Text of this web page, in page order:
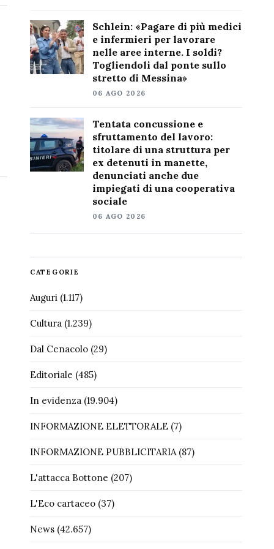
Schlein: «Pagare di più medici
e infermieri per lavorare
nelle aree interne. I soldi?
Togliendoli dal ponte sullo
stretto di Messina»
06 AGO 2026
Tentata concussione e
sfruttamento del lavoro:
titolare di una struttura per
ex detenuti in manette,
denunciati anche due
impiegati di una cooperativa
sociale
06 AGO 2026
CATEGORIE
Auguri(1.117)
Cultura(1.239)
Dal Cenacolo(29)
Editoriale (485)
In evidenza(19.904)
INFORMAZIONE ELETTORALE(7)
INFORMAZIONE PUBBLICITARIA(87)
L'attacca Bottone (207)
L'Eco cartaceo(37)
News(42.657)